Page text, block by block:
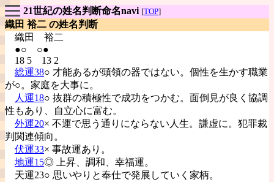
21世紀の姓名判断命名navi [TOP]
織田 裕二 の姓名判断
織田 裕二
●○ ○●
18 5 13 2
総運38○ 才能あるが頭領の器ではない。個性を生かす職業
が○。家庭を大事に。
人運18○ 抜群の積極性で成功をつかむ。面倒見が良く協調
性もあり、自立心に富む。
外運20× 不運で思う通りにならない人生。謙虚に。犯罪裁
判関連傾向。
伏運33× 事故運あり。
地運15◎ 上昇、調和、幸福運。
天運23○ 思いやりと奉仕で発展していく家柄。